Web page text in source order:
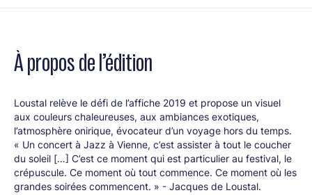
À propos de l’édition
Loustal relève le défi de l’affiche 2019 et propose un visuel
aux couleurs chaleureuses, aux ambiances exotiques,
l’atmosphère onirique, évocateur d’un voyage hors du temps.
« Un concert à Jazz à Vienne, c’est assister à tout le coucher
du soleil […] C’est ce moment qui est particulier au festival, le
crépuscule. Ce moment où tout commence. Ce moment où les
grandes soirées commencent. » - Jacques de Loustal.